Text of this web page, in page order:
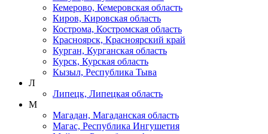
Кемерово, Кемеровская область
Киров, Кировская область
Кострома, Костромская область
Красноярск, Красноярский край
Курган, Курганская область
Курск, Курская область
Кызыл, Республика Тыва
Л
Липецк, Липецкая область
М
Магадан, Магаданская область
Магас, Республика Ингушетия